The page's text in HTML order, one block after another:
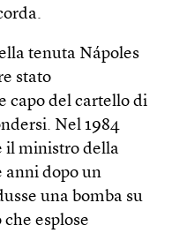
tenuta Nápoles
stato
capo del cartello di
Nel 1984
il ministro della
anni dopo un
una bomba su
esplose